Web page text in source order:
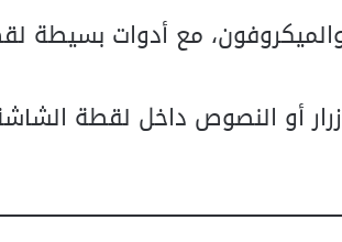
مع أدوات بسيطة
أو النصوص داخل لقطة